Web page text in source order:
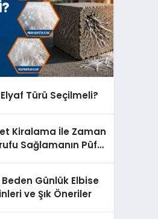
Türü Seçilmeli?
Kiralama İle Zaman
Sağlamanın Püf
Günlük Elbise
ve Şık Öneriler